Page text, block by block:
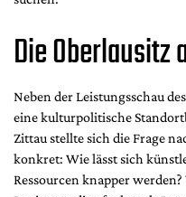
Die
Neben der Leistungsschau
eine kulturpolitische
Zittau stellte sich die Frage
konkret: Wie lässt sich
Ressourcen knapper